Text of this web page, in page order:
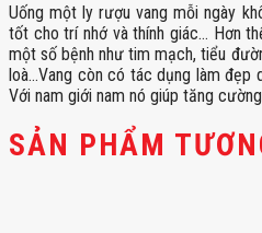
Uống một ly rượu vang mỗi ngày
tốt cho trí nhớ và thính giác… Hơn
một số bệnh như tim mạch, tiểu
loà…Vang còn có tác dụng làm đẹp
Với nam giới nam nó giúp tăng
SẢN PHẨM